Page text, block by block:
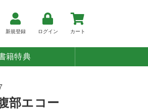
新規登録 ログイン カート
籍特典
部エコー